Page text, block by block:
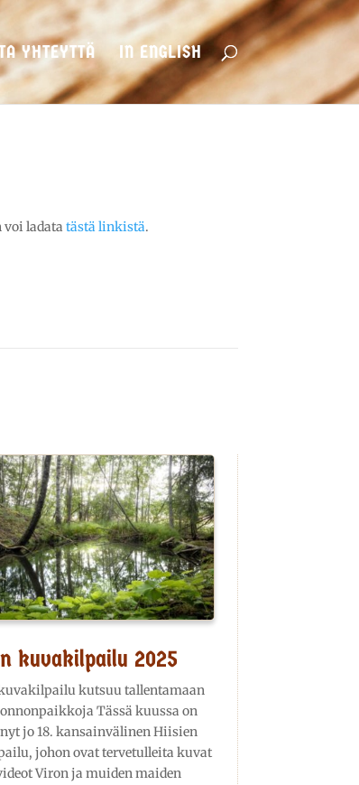
YHTEYTTÄ IN ENGLISH
voi ladatatästä linkistä.
kuvakilpailu 2025
kutsuu tallentamaan
Tässä kuussa on
jo 18. kansainvälinen Hiisien
johon ovat tervetulleita kuvat
Viron ja muiden maiden